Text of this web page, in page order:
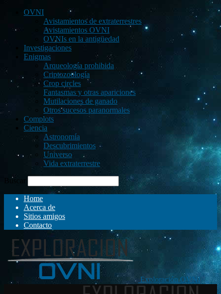
OVNI
Avistamientos de extraterrestres
Avistamientos OVNI
OVNIs en la antigüedad
Investigaciones
Enigmas
Arqueología prohibida
Criptozoología
Crop circles
Fantasmas y otras apariciones
Mutilaciones de ganado
Otros sucesos paranormales
Complots
Ciencia
Astronomía
Descubrimientos
Universo
Vida extraterrestre
Buscar
Home
Acerca de
Sitios amigos
Contacto
Exploración OVNI